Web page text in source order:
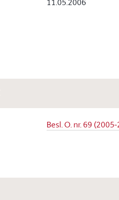
Besl. O. nr. 69